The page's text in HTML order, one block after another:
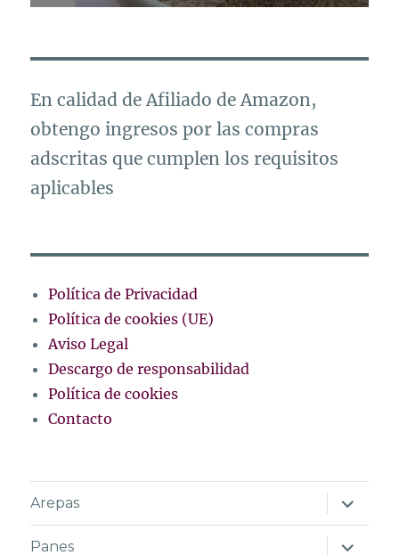
En calidad de Afiliado de Amazon,
obtengo ingresos por las compras
adscritas que cumplen los requisitos
aplicables
Política de Privacidad
Política de cookies (UE)
Aviso Legal
Descargo de responsabilidad
Política de cookies
Contacto
Arepas
el
menú
inferior
Panes